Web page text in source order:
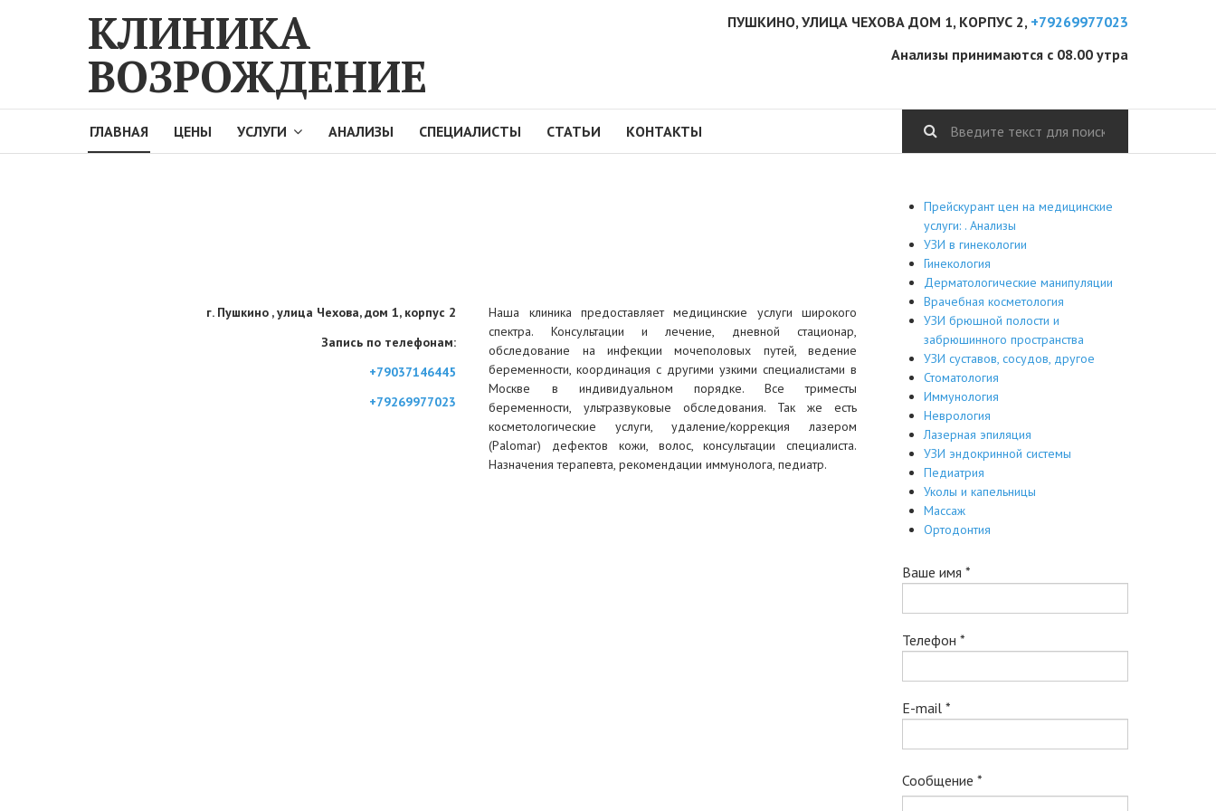
КЛИНИКА
ВОЗРОЖДЕНИЕ
ПУШКИНО, УЛИЦА ЧЕХОВА ДОМ 1, КОРПУС 2, +79269977023
Анализы принимаются с 08.00 утра
ГЛАВНАЯ ЦЕНЫ УСЛУГИ АНАЛИЗЫ СПЕЦИАЛИСТЫ СТАТЬИ КОНТАКТЫ
г. Пушкино , улица Чехова, дом 1, корпус 2
Запись по телефонам:
+79037146445
+79269977023
Наша клиника предоставляет медицинские услуги широкого
спектра. Консультации и лечение, дневной стационар,
обследование на инфекции мочеполовых путей, ведение
беременности, координация с другими узкими специалистами в
Москве в индивидуальном порядке. Все триместы
беременности, ультразвуковые обследования. Так же есть
косметологические услуги, удаление/коррекция лазером
(Palomar) дефектов кожи, волос, консультации специалиста.
Назначения терапевта, рекомендации иммунолога, педиатр.
Прейскурант цен на медицинские
услуги: . Анализы
УЗИ в гинекологии
Гинекология
Дерматологические манипуляции
Врачебная косметология
УЗИ брюшной полости и
забрюшинного пространства
УЗИ суставов, сосудов, другое
Стоматология
Иммунология
Неврология
Лазерная эпиляция
УЗИ эндокринной системы
Педиатрия
Уколы и капельницы
Массаж
Ортодонтия
Ваше имя *
Телефон *
E-mail *
Сообщение *